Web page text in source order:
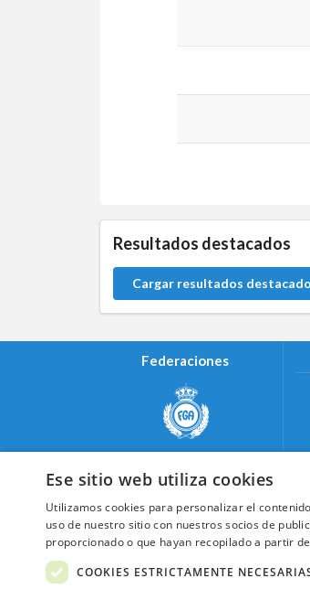
Resultados destacados
Cargar resultados
Federaciones
Real Federación Andaluza de
Golf
Federación de Golf de Madrid
Ese sitio web utiliza cookies
Utilizamos cookies para personalizar el
uso de nuestro sitio con nuestros socios de
proporcionado o que hayan recopilado a partir
COOKIES ESTRICTAMENTE